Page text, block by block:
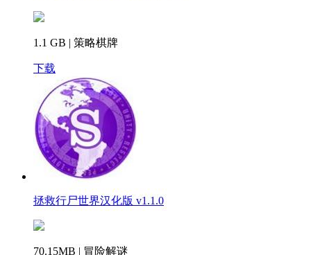
1.1 GB | 策略棋牌
下载
拯救行尸世界汉化版 v1.1.0
70.15MB | 冒险解谜